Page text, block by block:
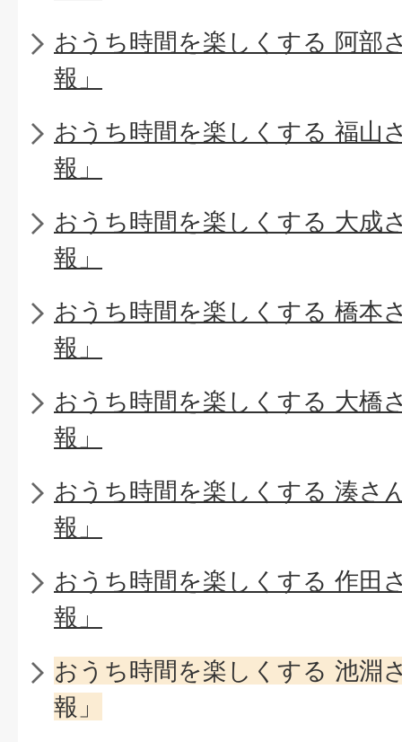
おうち時間を楽しくする 阿部
報」
おうち時間を楽しくする 福山
報」
おうち時間を楽しくする 大成
報」
おうち時間を楽しくする 橋本
報」
おうち時間を楽しくする 大橋
報」
おうち時間を楽しくする 湊さ
報」
おうち時間を楽しくする 作田
報」
おうち時間を楽しくする 池淵
報」